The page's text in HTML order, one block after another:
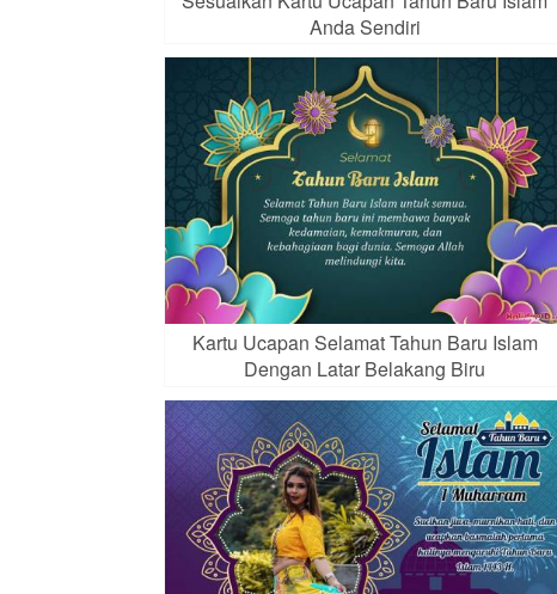
Anda Sendiri
Kartu Ucapan Selamat Tahun Baru Islam
Dengan Latar Belakang Biru